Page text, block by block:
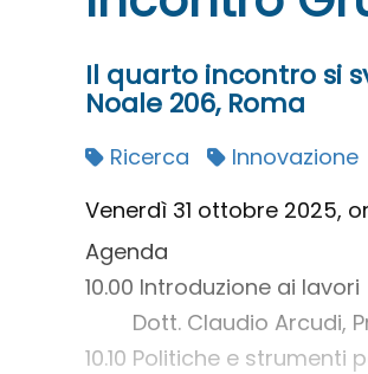
Il quarto incontro si
Noale 206, Roma
Ricerca Innovazione
Venerdì 31 ottobre 2025,
Agenda
10.00 Introduzione ai lavori
Dott. Claudio Arcudi,
10.10 Politiche e